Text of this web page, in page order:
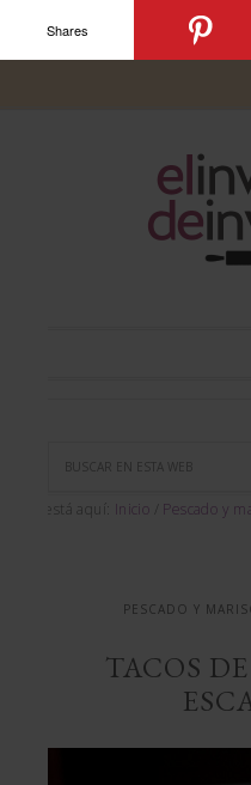
Usted está aquí: Inicio Pescado y
PESCADO Y
TACOS
Shares